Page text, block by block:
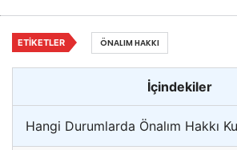
İçindekiler
Hangi Durumlarda Önalım Hakkı
ETIKETLER ÖNALIM HAKKI